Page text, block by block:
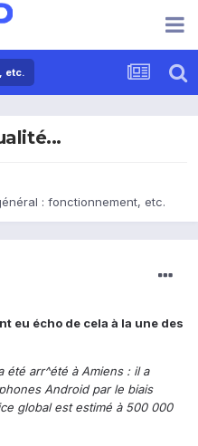
etc.
: fonctionnement, etc.
eu écho de cela à la une des
été arr^été à Amiens : il a
Android par le biais
global est estimé à 500 000